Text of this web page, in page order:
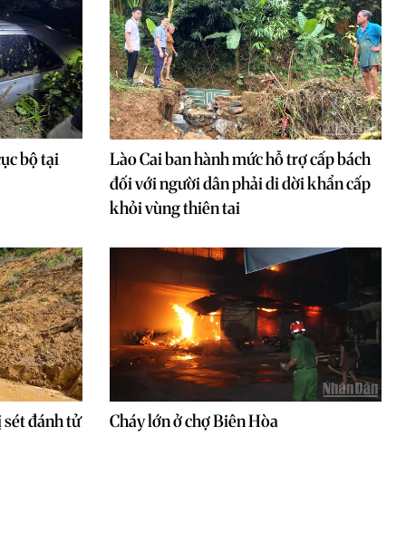
bộ tại
Lào Cai ban hành mức hỗ trợ cấp bách
đối với người dân phải di dời khẩn cấp
khỏi vùng thiên tai
đánh tử
Cháy lớn ở chợ Biên Hòa